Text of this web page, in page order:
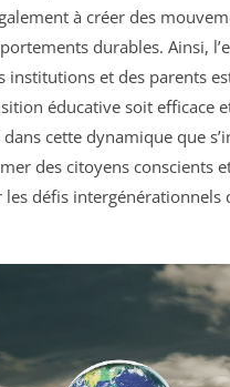
à créer des
durables. Ainsi,
institutions et des parents
éducative soit efficace
dans cette dynamique que
des citoyens conscients
les défis intergénérationnels